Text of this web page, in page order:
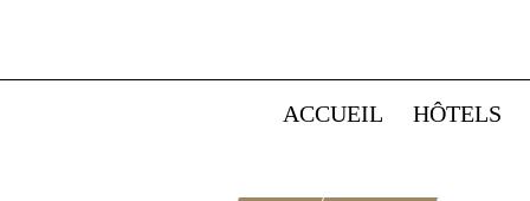
ACCUEIL HÔTELS